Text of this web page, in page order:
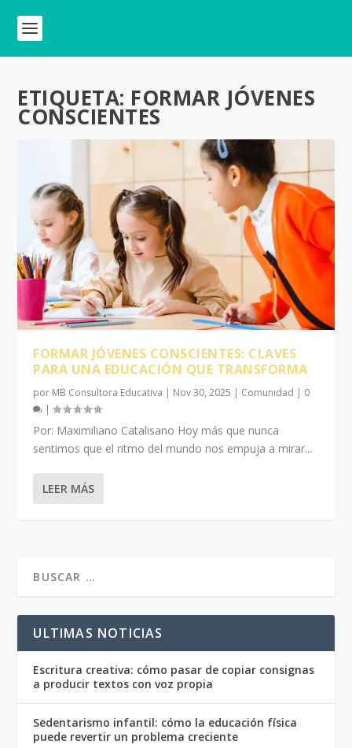
ETIQUETA: FORMAR JÓVENES
CONSCIENTES
FORMAR JÓVENES CONSCIENTES: CLAVES
PARA UNA EDUCACIÓN QUE TRANSFORMA
por MB Consultora Educativa | Nov 30, 2025 | Comunidad | 0
|
Por: Maximiliano Catalisano Hoy más que nunca
sentimos que el ritmo del mundo nos empuja a mirar...
LEER MÁS
ULTIMAS NOTICIAS
Escritura creativa: cómo pasar de copiar consignas
a producir textos con voz propia
Sedentarismo infantil: cómo la educación física
puede revertir un problema creciente